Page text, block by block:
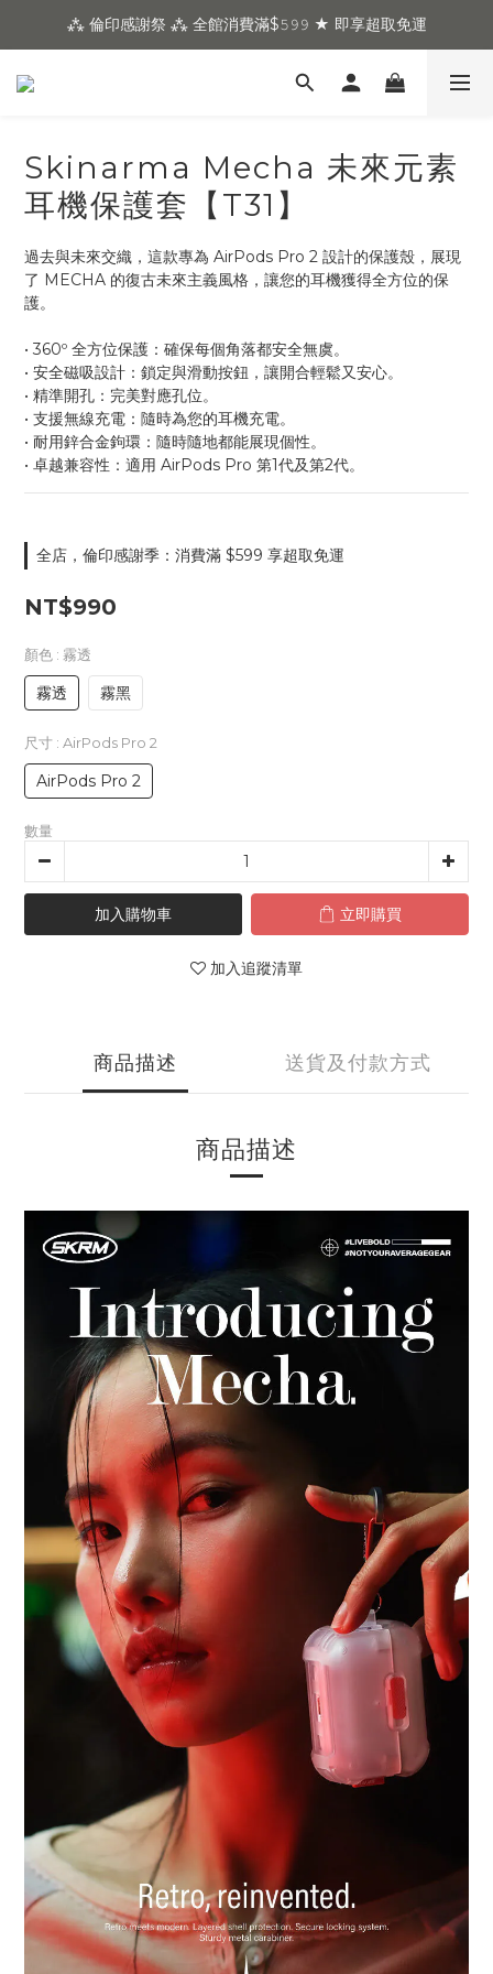
⁂ 倫印感謝祭 ⁂ 全館消費滿$𝟻𝟿𝟿 ★ 即享超取免運
Skinarma Mecha 未來元素
耳機保護套【T31】
過去與未來交織，這款專為 AirPods Pro 2 設計的保護殼，展現
了 MECHA 的復古未來主義風格，讓您的耳機獲得全方位的保
護。
• 360º 全方位保護：確保每個角落都安全無虞。
• 安全磁吸設計：鎖定與滑動按鈕，讓開合輕鬆又安心。
• 精準開孔：完美對應孔位。
• 支援無線充電：隨時為您的耳機充電。
• 耐用鋅合金鉤環：隨時隨地都能展現個性。
• 卓越兼容性：適用 AirPods Pro 第1代及第2代。
全店，倫印感謝季：消費滿 $599 享超取免運
NT$990
顏色 : 霧透
霧透 霧黑
尺寸 : AirPods Pro 2
AirPods Pro 2
數量
加入購物車 立即購買
加入追蹤清單
商品描述 送貨及付款方式
商品描述